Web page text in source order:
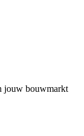
jouw bouwmarkt